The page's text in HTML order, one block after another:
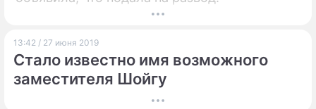
13:42 / 27 июня 2019
Стало известно имя возможного
заместителя Шойгу